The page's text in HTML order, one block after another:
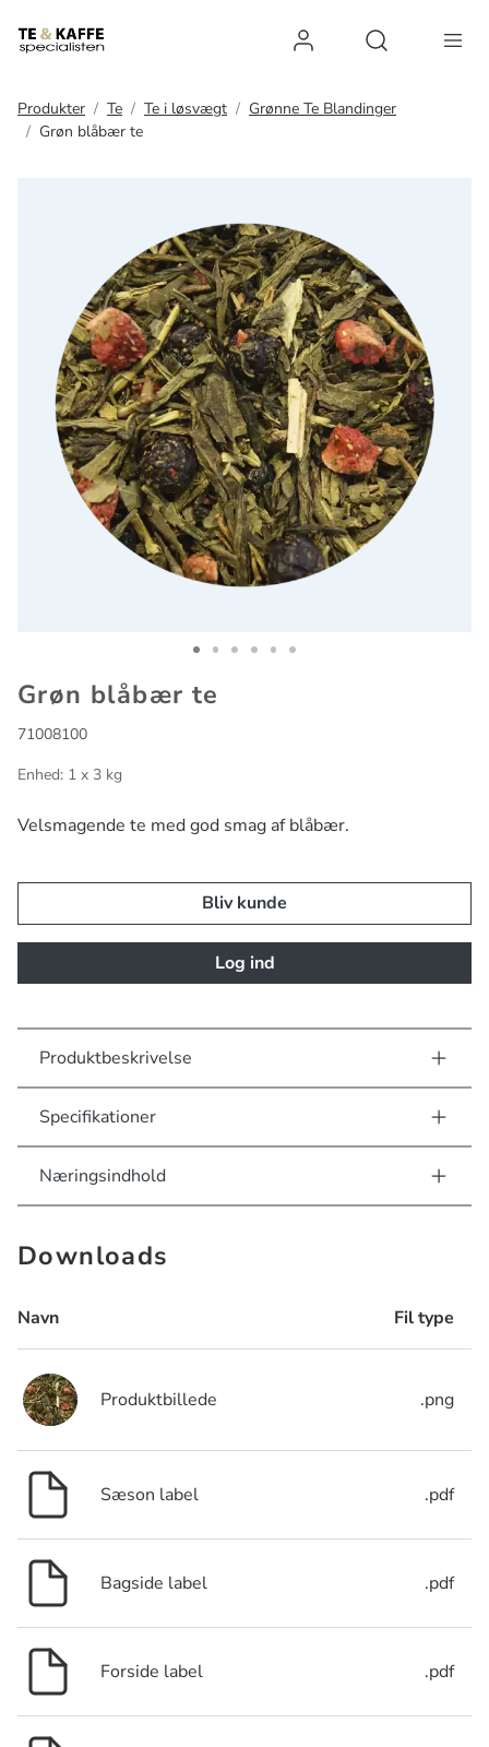
Log ind
Produkter Te Te i løsvægt
Grønne Te Blandinger
Grøn blåbær te
Grøn blåbær te
71008100
Enhed: 1 x 3 kg
Velsmagende te med god smag af blåbær.
Bliv kunde
Log ind
Produktbeskrivelse
Specifikationer
Næringsindhold
Downloads
Navn Fil type
Produktbillede .png
Sæson label .pdf
Bagside label .pdf
Forside label .pdf